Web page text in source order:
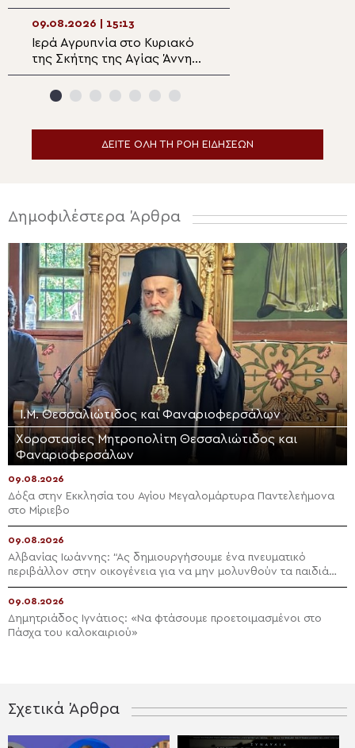
Χρυσοστόμου Σταμούλη στην
Άνω Τούμπα
09.08.2026 | 15:13
Ιερά Αγρυπνία στο Κυριακό
της Σκήτης της Αγίας Άννης
στο Άγιο Όρος από τον
Κιλκισίου Βαθολομαίο
ΔΕΙΤΕ ΟΛΗ ΤΗ ΡΟΗ ΕΙΔΗΣΕΩΝ
Δημοφιλέστερα Άρθρα
Ι.Μ. Θεσσαλιώτιδος και Φαναριοφερσάλων
Χοροστασίες Μητροπολίτη Θεσσαλιώτιδος και
Φαναριοφερσάλων
09.08.2026
Δόξα στην Εκκλησία του Αγίου Μεγαλομάρτυρα Παντελεήμονα
στο Μίριεβο
09.08.2026
Αλβανίας Ιωάννης: “Ας δημιουργήσουμε ένα πνευματικό
περιβάλλον στην οικογένεια για να μην μολυνθούν τα παιδιά
μας”
09.08.2026
Δημητριάδος Ιγνάτιος: «Να φτάσουμε προετοιμασμένοι στο
Πάσχα του καλοκαιριού»
Σχετικά Άρθρα